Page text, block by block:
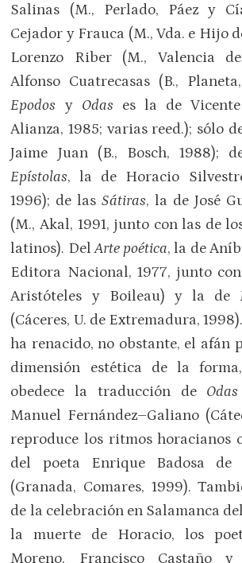
Salinas (M., Perlado, Páez y
Cejador y Frauca (M., Vda. e Hijo
Lorenzo Riber (M., Valencia
Alfonso Cuatrecasas (B.,
Epodos y Odas es la de
Alianza, 1985; varias reed.); sólo
Jaime Juan (B., Bosch, 1988);
Epístolas, la de Horacio
1996); de lasSátiras, la de José
(M., Akal, 1991, junto con las de
latinos). DelArte poética, la de
Editora Nacional, 1977, junto
Aristóteles y Boileau) y la de
(Cáceres, U. de Extremadura,
ha renacido, no obstante, el afán
dimensión estética de la
obedece la traducción de
Manuel Fernández–Galiano
reproduce los ritmos horacianos
del poeta Enrique Badosa
(Granada, Comares, 1999).
de la celebración en Salamanca
la muerte de Horacio, los
Moreno, Francisco Castaño